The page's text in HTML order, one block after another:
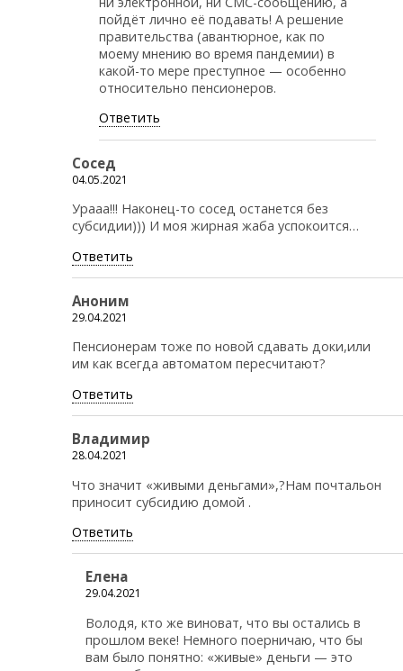
пойдёт лично её подавать! А решение
правительства (авантюрное, как по
моему мнению во время пандемии) в
какой-то мере преступное — особенно
относительно пенсионеров.
Ответить
Сосед
04.05.2021
Урааа!!! Наконец-то сосед останется без
субсидии))) И моя жирная жаба успокоится…
Ответить
Аноним
29.04.2021
Пенсионерам тоже по новой сдавать доки,или
им как всегда автоматом пересчитают?
Ответить
Владимир
28.04.2021
Что значит «живыми деньгами»,?Нам почтальон
приносит субсидию домой .
Ответить
Елена
29.04.2021
Володя, кто же виноват, что вы остались в
прошлом веке! Немного поерничаю, что бы
вам было понятно: «живые» деньги — это